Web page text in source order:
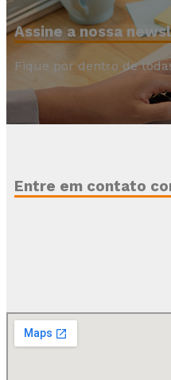
Assine a nossa
Fique por dentro de
Entre em contato